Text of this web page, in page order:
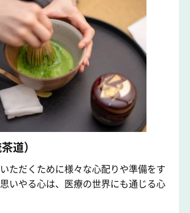
道）
ただくために様々な心配りや準備をす
いやる心は、医療の世界にも通じる心